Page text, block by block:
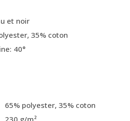
et noir
35% coton
40°
65% polyester, 35% coton
230 g/m²